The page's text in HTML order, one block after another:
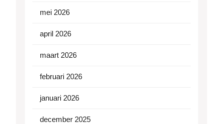
mei 2026
april 2026
maart 2026
februari 2026
januari 2026
december 2025